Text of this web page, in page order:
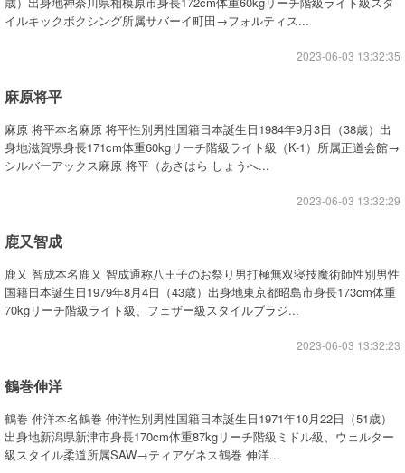
イルキックボクシング所属サバーイ町田→フォルティス...
2023-06-03 13:32:35
麻原将平
麻原 将平本名麻原 将平性別男性国籍日本誕生日1984年9月3日（38歳）出
身地滋賀県身長171cm体重60kgリーチ階級ライト級（K-1）所属正道会館→
シルバーアックス麻原 将平（あさはら しょうへ...
2023-06-03 13:32:29
鹿又智成
鹿又 智成本名鹿又 智成通称八王子のお祭り男打極無双寝技魔術師性別男性
国籍日本誕生日1979年8月4日（43歳）出身地東京都昭島市身長173cm体重
70kgリーチ階級ライト級、フェザー級スタイルブラジ...
2023-06-03 13:32:23
鶴巻伸洋
鶴巻 伸洋本名鶴巻 伸洋性別男性国籍日本誕生日1971年10月22日（51歳）
出身地新潟県新津市身長170cm体重87kgリーチ階級ミドル級、ウェルター
級スタイル柔道所属SAW→ティアゲネス鶴巻 伸洋...